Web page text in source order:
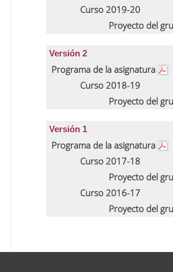
Curso 2019-20
Proyecto del
Versión 2
Programa de la asignatura
Curso 2018-19
Proyecto del
Versión 1
Programa de la asignatura
Curso 2017-18
Proyecto del
Curso 2016-17
Proyecto del